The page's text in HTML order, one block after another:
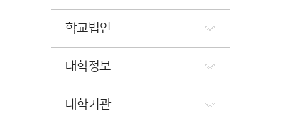
학교법인
대학정보
대학기관